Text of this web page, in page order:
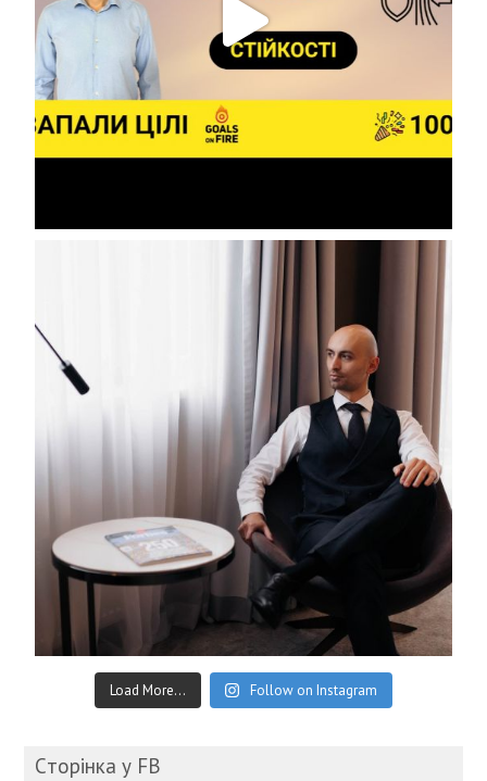
Load More... Follow on Instagram
Cторінка у FB